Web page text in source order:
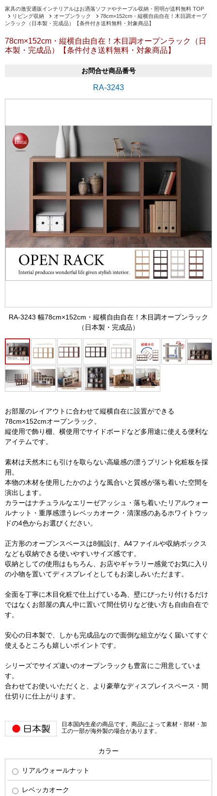
家具の激安通販インテリアルはお洒落ソファやテーブル収納・照明が送料無料 TOP
リビング収納
オープンラック
78cm×152cm・縦横自由自在！木目調オープ
ンラック（日本製・完成品）【条件付き送料無料・対象商品】
78cm×152cm・縦横自由自在！木目調オープンラック（日
本製・完成品）【条件付き送料無料・対象商品】
お問合せ商品番号
RA-3243
RA-3243 幅78cm×152cm・縦横自由自在！木目調オープンラック
（日本製・完成品）
お部屋のレイアウトに合わせて縦横自在に設置ができる
78cm×152cmオープンラック。
縦使用で飾り棚、横使用でサイドボードなど多用途に使える便利な
アイテムです。
素材は天然木にも引けを取らない高級感の漂うプリント化粧板を採
用。
本物の木材を使用したかのような風合いと質感が落ち着いた空間を
演出します。
カラーはナチュラルなエリーゼアッシュ・落ち着いたリアルウォー
ルナット・重厚感漂うレベッカオーク・清潔感のあるホワイトウッ
ドの4色からお選びください。
正方形のオープンスペースは8個設け、A4ファイルや収納ボックス
なども収納できる使いやすいサイズ感です。
収納としての使用はもちろん、お店やギャラリー感覚でお気に入り
の小物を置いてディスプレイとしてもお楽しみいただます。
全面を丁寧に木目化粧で仕上げている為、壁にぴったり付けるだけ
ではなくお部屋の真ん中に置いて間仕切りなど使い方も自由自在で
す。
安心の日本製で、しかも完成品なので面倒な組立がなく届いてすぐ
使えるところも嬉しいポイントです。
シリーズでサイズ違いのオープンラックも豊富にご用意していま
す。
合わせてお使いいただくと、より豪華なディスプレイスペース・間
仕切りに仕上がります。
日本国内生産の商品です。商品によって素材・部材・加
工の一部が海外製の場合があります。
カラー
リアルウォールナット
レベッカオーク